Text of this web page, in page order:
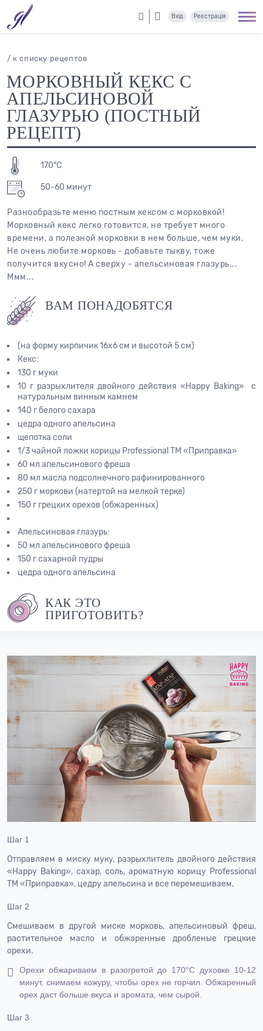
Вхід Реєстрація
/ к списку рецептов
МОРКОВНЫЙ КЕКС С
АПЕЛЬСИНОВОЙ
ГЛАЗУРЬЮ (ПОСТНЫЙ
РЕЦЕПТ)
170°С
50-60 минут
Разнообразьте меню постным кексом с морковкой!
Морковный кекс легко готовится, не требует много
времени, а полезной морковки в нем больше, чем муки.
Не очень любите морковь - добавьте тыкву, тоже
получится вкусно! А сверху - апельсиновая глазурь...
Ммм...
ВАМ ПОНАДОБЯТСЯ
(на форму кирпичик 16х6 см и высотой 5 см)
Кекс:
130 г муки
10 г разрыхлителя двойного действия «Happy Baking» с
натуральным винным камнем
140 г белого сахара
цедра одного апельсина
щепотка соли
1/3 чайной ложки корицы Professional ТМ «Приправка»
60 мл апельсинового фреша
80 мл масла подсолнечного рафинированного
250 г моркови (натертой на мелкой терке)
150 г грецких орехов (обжаренных)
Апельсиновая глазурь:
50 мл апельсинового фреша
150 г сахарной пудры
цедра одного апельсина
КАК ЭТО
ПРИГОТОВИТЬ?
Шаг 1
Отправляем в миску муку, разрыхлитель двойного действия
«Happy Baking», сахар, соль, ароматную корицу Professional
ТМ «Приправка», цедру апельсина и все перемешиваем.
Шаг 2
Смешиваем в другой миске морковь, апельсиновый фреш,
растительное масло и обжаренные дробленые грецкие
орехи.
Орехи обжариваем в разогретой до 170°С духовке 10-12
минут, снимаем кожуру, чтобы орех не горчил. Обжаренный
орех даст больше вкуса и аромата, чем сырой.
Шаг 3